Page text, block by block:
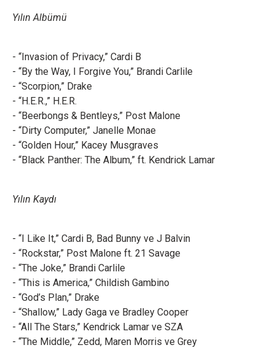
Yılın Albümü
- “Invasion of Privacy,” Cardi B
- “By the Way, I Forgive You,” Brandi Carlile
- “Scorpion,” Drake
- “H.E.R.,” H.E.R.
- “Beerbongs & Bentleys,” Post Malone
- “Dirty Computer,” Janelle Monae
- “Golden Hour,” Kacey Musgraves
- “Black Panther: The Album,” ft. Kendrick Lamar
Yılın Kaydı
- “I Like It,” Cardi B, Bad Bunny ve J Balvin
- “Rockstar,” Post Malone ft. 21 Savage
- “The Joke,” Brandi Carlile
- “This is America,” Childish Gambino
- “God’s Plan,” Drake
- “Shallow,” Lady Gaga ve Bradley Cooper
- “All The Stars,” Kendrick Lamar ve SZA
- “The Middle,” Zedd, Maren Morris ve Grey